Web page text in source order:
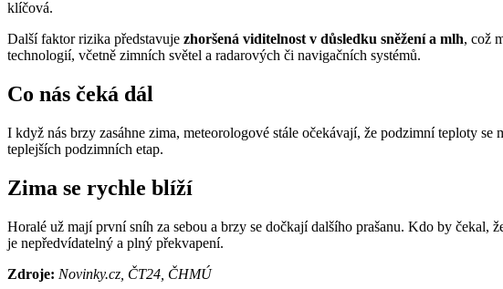
klíčová.
Další faktor rizika představuje zhoršená viditelnost v důsledku sněžení a mlh, což
technologií, včetně zimních světel a radarových či navigačních systémů.
Co nás čeká dál
I když nás brzy zasáhne zima, meteorologové stále očekávají, že podzimní teploty
teplejších podzimních etap.
Zima se rychle blíží
Horalé už mají první sníh za sebou a brzy se dočkají dalšího prašanu. Kdo by čekal,
je nepředvídatelný a plný překvapení.
Zdroje: Novinky.cz, ČT24, ČHMÚ